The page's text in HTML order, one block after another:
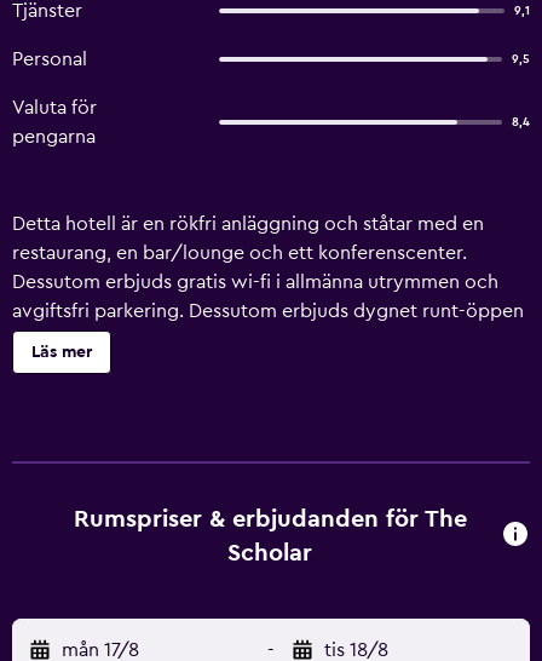
Tjänster 9,1
Personal 9,5
Valuta för
pengarna
8,4
Detta hotell är en rökfri anläggning och ståtar med en
restaurang, en bar/lounge och ett konferenscenter.
Dessutom erbjuds gratis wi-fi i allmänna utrymmen och
avgiftsfri parkering. Dessutom erbjuds dygnet runt-öppen
reception och ett värdeförvaringsskåp i receptionen. The
Scholar erbjuder 72 rum med värdeförvaringsskåp
finns. Städning erbjuds dagligen och kylskåp kan fås på
begäran. Fritidsaktiviteterna nedan finns antingen
Läs mer
Rumspriser & erbjudanden för The
Scholar
mån 17/8 - tis 18/8